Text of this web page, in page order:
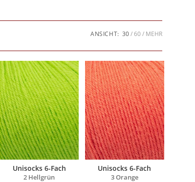
ANSICHT: 30 60 MEHR
Unisocks 6-Fach
2 Hellgrün​
Unisocks 6-Fach
3 Orange​